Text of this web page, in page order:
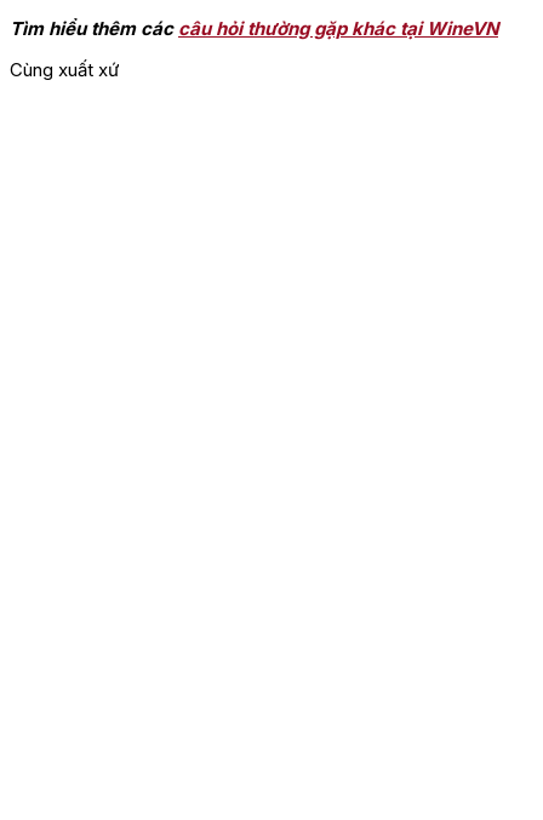
Tìm hiểu thêm các câu hỏi thường gặp khác tại WineVN
Cùng xuất xứ